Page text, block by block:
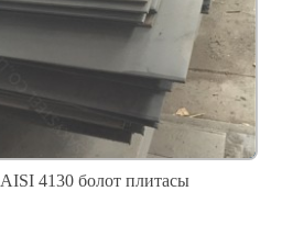
AISI 4130 болот плитасы